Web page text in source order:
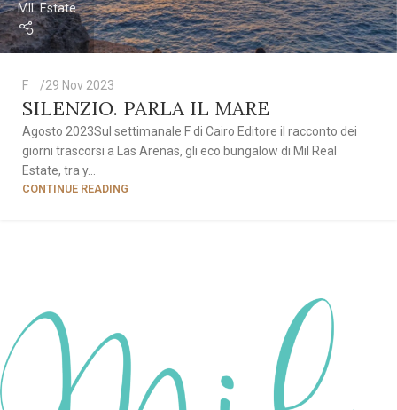
MIL Estate
F 29 Nov 2023
SILENZIO. PARLA IL MARE
Agosto 2023Sul settimanale F di Cairo Editore il racconto dei
giorni trascorsi a Las Arenas, gli eco bungalow di Mil Real
Estate, tra y...
CONTINUE READING